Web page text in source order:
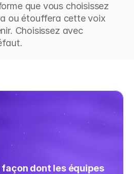
que vous choisissez
ou étouffera cette voix
Choisissez avec
dont les équipes